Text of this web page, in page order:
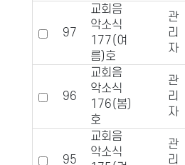
97
교회음
악소식
177(여
름)호
관
리
자
96
교회음
악소식
176(봄)
호
관
리
자
95
교회음
악소식
관
리